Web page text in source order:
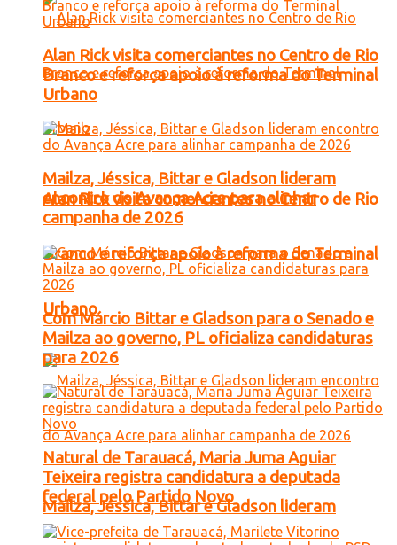
Alan Rick visita comerciantes no Centro de Rio
Branco e reforça apoio à reforma do Terminal
Urbano
Mailza, Jéssica, Bittar e Gladson lideram
Alan Rick visita comerciantes no Centro de Rio
Branco e reforça apoio à reforma do Terminal
Urbano
Mailza, Jéssica, Bittar e Gladson lideram
encontro do Avança Acre para alinhar
campanha de 2026
Com Márcio Bittar e Gladson para o Senado e
Mailza ao governo, PL oficializa candidaturas
para 2026
Natural de Tarauacá, Maria Juma Aguiar
Teixeira registra candidatura a deputada
federal pelo Partido Novo